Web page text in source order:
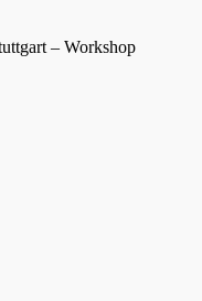
– Workshop